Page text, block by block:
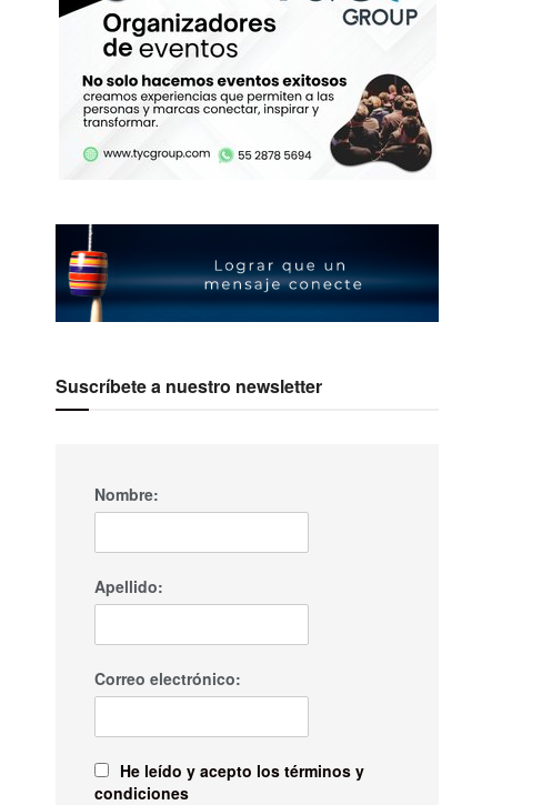
Suscríbete a nuestro newsletter
Nombre:
Apellido:
Correo electrónico:
He leído y acepto los términos y
condiciones